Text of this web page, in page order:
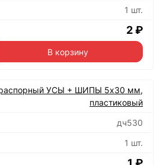
1 шт.
2 ₽
В корзину
УСЫ + ШИПЫ 5х30 мм,
пластиковый
дч530
1 шт.